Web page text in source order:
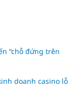
“chỗ đứng trên
doanh casino lỗ